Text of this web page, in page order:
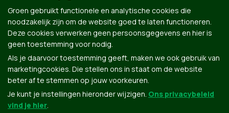
Groen gebruikt functionele en analytische cookies die
noodzakelijk zijn om de website goed te laten functioneren.
Deze cookies verwerken geen persoonsgegevens en hier is
geen toestemming voor nodig.
Als je daarvoor toestemming geeft, maken we ook gebruik van
marketingcookies. Die stellen ons in staat om de website
beter af te stemmen op jouw voorkeuren.
Je kunt je instellingen hieronder wijzigen. Ons privacybeleid
vind je hier.